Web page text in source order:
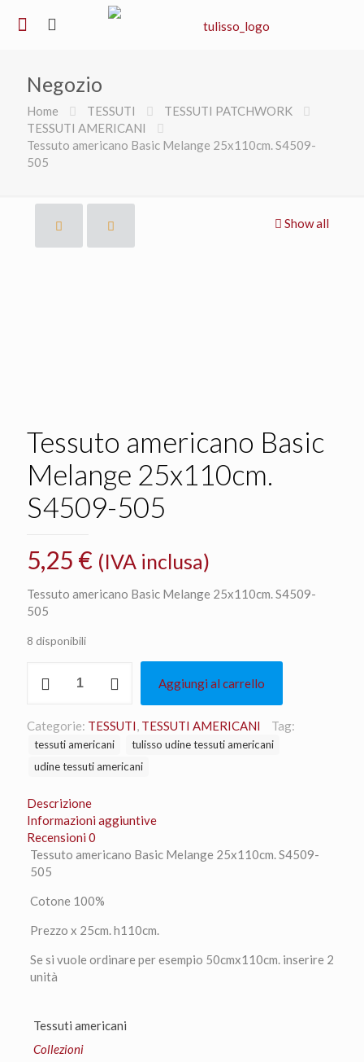
Negozio
Home TESSUTI
TESSUTI PATCHWORK
TESSUTI AMERICANI
Tessuto americano Basic Melange 25x110cm. S4509-
505
Show all
Tessuto americano Basic
Melange 25x110cm.
S4509-505
5,25 € (IVA inclusa)
Tessuto americano Basic Melange 25x110cm. S4509-
505
8 disponibili
americano
Melange
25x110cm.
505
Aggiungi al carrello
Categorie: TESSUTI, TESSUTI AMERICANI Tag:
tessuti americani
tulisso udine tessuti americani
udine tessuti americani
Descrizione
Informazioni aggiuntive
Recensioni 0
Tessuto americano Basic Melange 25x110cm. S4509-
505
Cotone 100%
Prezzo x 25cm. h110cm.
Se si vuole ordinare per esempio 50cmx110cm. inserire 2
unità
Tessuti americani
Collezioni